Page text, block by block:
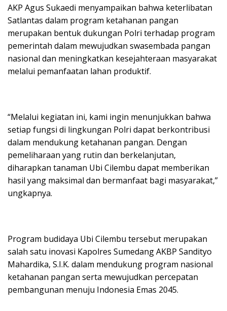
AKP Agus Sukaedi menyampaikan bahwa keterlibatan
Satlantas dalam program ketahanan pangan
merupakan bentuk dukungan Polri terhadap program
pemerintah dalam mewujudkan swasembada pangan
nasional dan meningkatkan kesejahteraan masyarakat
melalui pemanfaatan lahan produktif.
“Melalui kegiatan ini, kami ingin menunjukkan bahwa
setiap fungsi di lingkungan Polri dapat berkontribusi
dalam mendukung ketahanan pangan. Dengan
pemeliharaan yang rutin dan berkelanjutan,
diharapkan tanaman Ubi Cilembu dapat memberikan
hasil yang maksimal dan bermanfaat bagi masyarakat,”
ungkapnya.
Program budidaya Ubi Cilembu tersebut merupakan
salah satu inovasi Kapolres Sumedang AKBP Sandityo
Mahardika, S.I.K. dalam mendukung program nasional
ketahanan pangan serta mewujudkan percepatan
pembangunan menuju Indonesia Emas 2045.